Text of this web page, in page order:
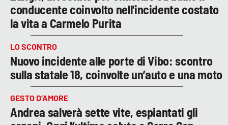
conducente coinvolto nell'incidente costato
la vita a Carmelo Purita
LO SCONTRO
Nuovo incidente alle porte di Vibo: scontro
sulla statale 18, coinvolte un’auto e una moto
GESTO D’AMORE
Andrea salverà sette vite, espiantati gli